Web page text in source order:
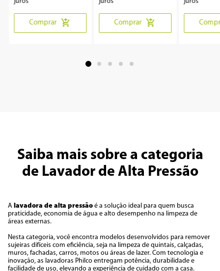
Comprar Comprar
Saiba mais sobre a categoria
de Lavador de Alta Pressão
A lavadora de alta pressão é a solução ideal para quem busca
praticidade, economia de água e alto desempenho na limpeza de
áreas externas.
Nesta categoria, você encontra modelos desenvolvidos para remover
sujeiras difíceis com eficiência, seja na limpeza de quintais, calçadas,
muros, fachadas, carros, motos ou áreas de lazer. Com tecnologia e
inovação, as lavadoras Philco entregam potência, durabilidade e
facilidade de uso, elevando a experiência de cuidado com a casa.